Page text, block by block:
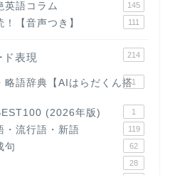
英語コラム 145
【音声つき】 111
表現 214
略語辞典【AIはらだくん搭1
(2026年版) 1
・流行語・新語 119
句 62
28